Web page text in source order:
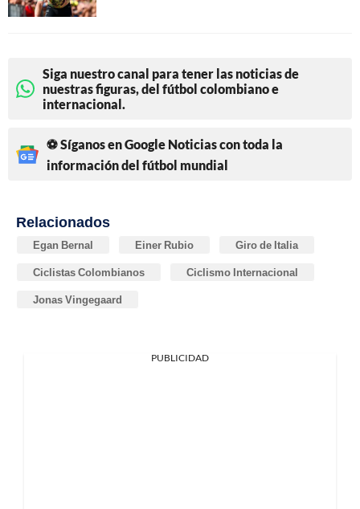
Siga nuestro canal para tener las noticias de
nuestras figuras, del fútbol colombiano e
internacional.
⚽ Síganos en Google Noticias con toda la
información del fútbol mundial
Relacionados
Egan Bernal Einer Rubio Giro de Italia
Ciclistas Colombianos Ciclismo Internacional
Jonas Vingegaard
PUBLICIDAD